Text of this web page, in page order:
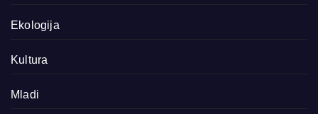
Ekologija
Kultura
Mladi